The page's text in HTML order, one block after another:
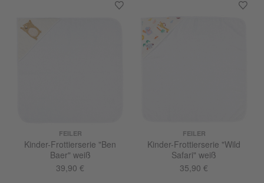
FEILER
Kinder-Frottierserie "Ben
Baer" weiß
39,90 €
FEILER
Kinder-Frottierserie "Wild
Safari" weiß
35,90 €